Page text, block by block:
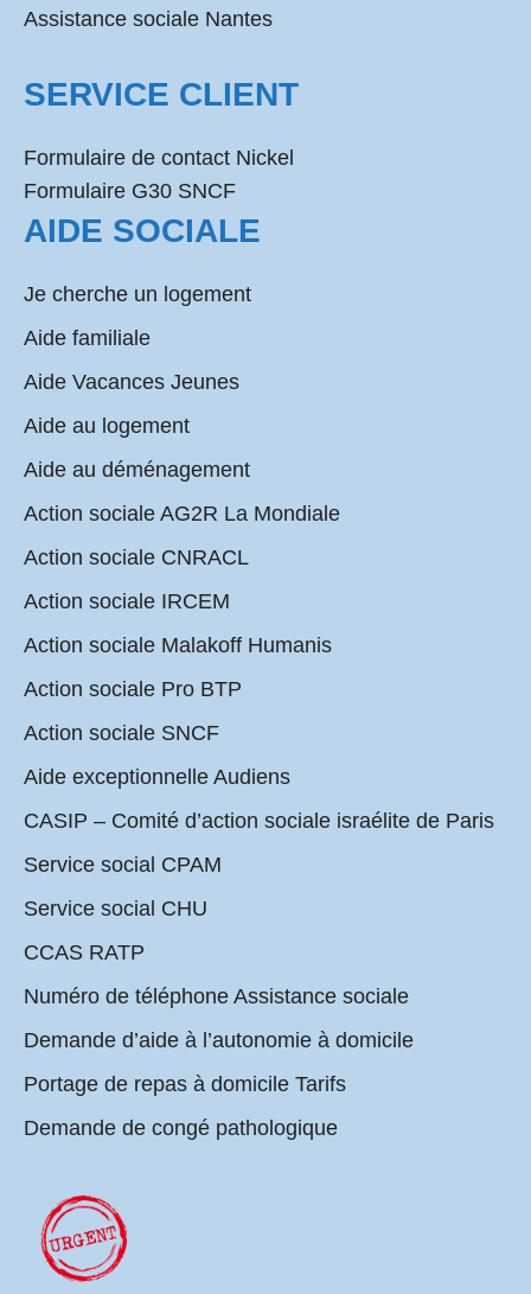
Assistance sociale Nantes
SERVICE CLIENT
Formulaire de contact Nickel
Formulaire G30 SNCF
AIDE SOCIALE
Je cherche un logement
Aide familiale
Aide Vacances Jeunes
Aide au logement
Aide au déménagement
Action sociale AG2R La Mondiale
Action sociale CNRACL
Action sociale IRCEM
Action sociale Malakoff Humanis
Action sociale Pro BTP
Action sociale SNCF
Aide exceptionnelle Audiens
CASIP – Comité d’action sociale israélite de Paris
Service social CPAM
Service social CHU
CCAS RATP
Numéro de téléphone Assistance sociale
Demande d’aide à l’autonomie à domicile
Portage de repas à domicile Tarifs
Demande de congé pathologique